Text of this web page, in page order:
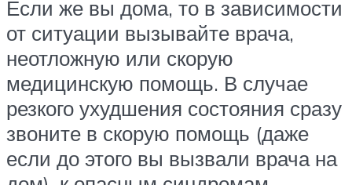
Если же вы дома, то в зависимости
от ситуации вызывайте врача,
неотложную или скорую
медицинскую помощь. В случае
резкого ухудшения состояния сразу
звоните в скорую помощь (даже
если до этого вы вызвали врача на